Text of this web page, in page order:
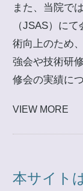
また、当院で
（JSAS）に
術向上のため
強会や技術研
修会の実績に
VIEW MORE
本サイト